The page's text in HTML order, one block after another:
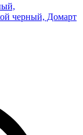
черный, Домарт